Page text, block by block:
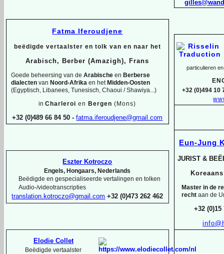
particulieren
+32 (0)494 10
Eun-Jung
JURIST &
Master in de
recht aan de
+32 (0)15
Fatma Iferoudjene
beëdigde vertaalster en tolk van en naar het
Arabisch, Berber (Amazigh), Frans
Goede beheersing van de Arabische en Berberse
dialecten van Noord-Afrika en het Midden-Oosten
(Egyptisch, Libanees, Tunesisch, Chaoui / Shawiya...)
inCharleroi en Bergen(Mons)
+32 (0)489 66 84 50 - fatma.iferoudjene@gmail.com
Eszter Kotroczo
Engels, Hongaars, Nederlands
Beëdigde en gespecialiseerde vertalingen en tolken
Audio-/videotranscripties
translation.kotroczo@gmail.com +32 (0)473 262 462
Elodie Collet
Beëdigde vertaalster